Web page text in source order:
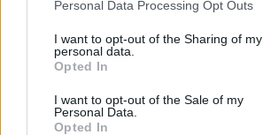
Personal Data Processing Opt Outs
I want to opt-out of the Sharing of my
personal data.
Opted In
I want to opt-out of the Sale of my
Personal Data.
Opted In